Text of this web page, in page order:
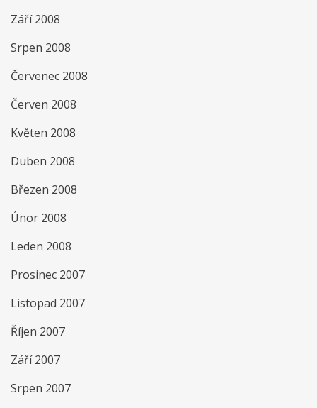
Září 2008
Srpen 2008
Červenec 2008
Červen 2008
Květen 2008
Duben 2008
Březen 2008
Únor 2008
Leden 2008
Prosinec 2007
Listopad 2007
Říjen 2007
Září 2007
Srpen 2007